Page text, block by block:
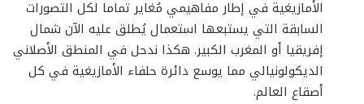
الأمازيغية في إطار مفاهيمي مُغاير تماما لكل التصورات
السابقة التي يستبعها استعمال يُطلق عليه الآن شمال
إفريقيا أو المغرب الكبير. هكذا ندحل في المنطق الأصلاني
الديكولونيالي مما يوسع دائرة حلفاء الأمازيغية في كل
أصقاع العالم.